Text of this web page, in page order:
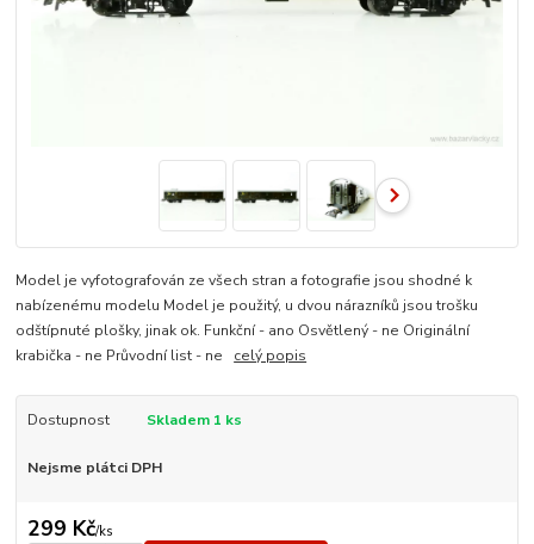
Model je vyfotografován ze všech stran a fotografie jsou shodné k
nabízenému modelu Model je použitý, u dvou nárazníků jsou trošku
odštípnuté plošky, jinak ok. Funkční - ano Osvětlený - ne Originální
krabička - ne Průvodní list - ne celý popis
Dostupnost Skladem 1 ks
Nejsme plátci DPH
299 Kč/ks